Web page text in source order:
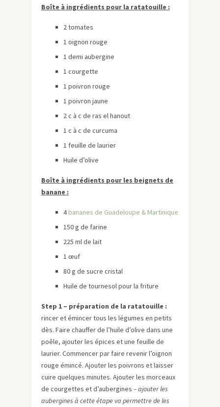
Boîte à ingrédients pour la ratatouille :
2 tomates
1 oignon rouge
1 demi aubergine
1 courgette
1 poivron rouge
1 poivron jaune
2 c à c de ras el hanout
1 c à c de curcuma
1 feuille de laurier
Huile d’olive
Boîte à ingrédients pour les beignets de
banane :
4bananes de Guadeloupe & Martinique
150 g de farine
225 ml de lait
1 œuf
80 g de sucre cristal
Huile de tournesol pour la friture
Step 1 – préparation de la ratatouille :
rincer et émincer tous les légumes en petits
dès. Faire chauffer de l’huile d’olive dans une
poêle, ajouter les épices et une feuille de
laurier. Commencer par faire revenir l’oignon
rouge émincé. Ajouter les poivrons et laisser
cuire quelques minutes. Ajouter les morceaux
de courgettes et d’aubergines – ajouter les
aubergines à cette étape va permettre de les